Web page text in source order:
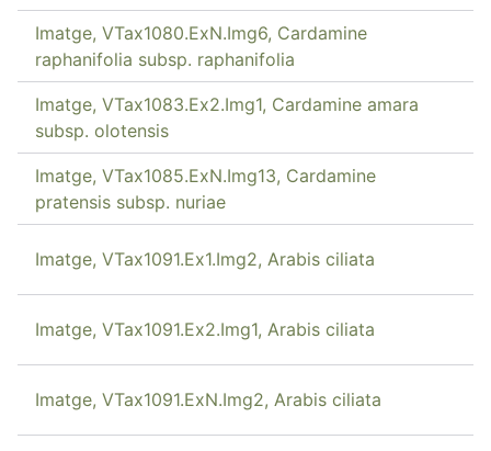
Imatge, VTax1080.ExN.Img6, Cardamine
raphanifolia subsp. raphanifolia
Imatge, VTax1083.Ex2.Img1, Cardamine amara
subsp. olotensis
Imatge, VTax1085.ExN.Img13, Cardamine
pratensis subsp. nuriae
Imatge, VTax1091.Ex1.Img2, Arabis ciliata
Imatge, VTax1091.Ex2.Img1, Arabis ciliata
Imatge, VTax1091.ExN.Img2, Arabis ciliata